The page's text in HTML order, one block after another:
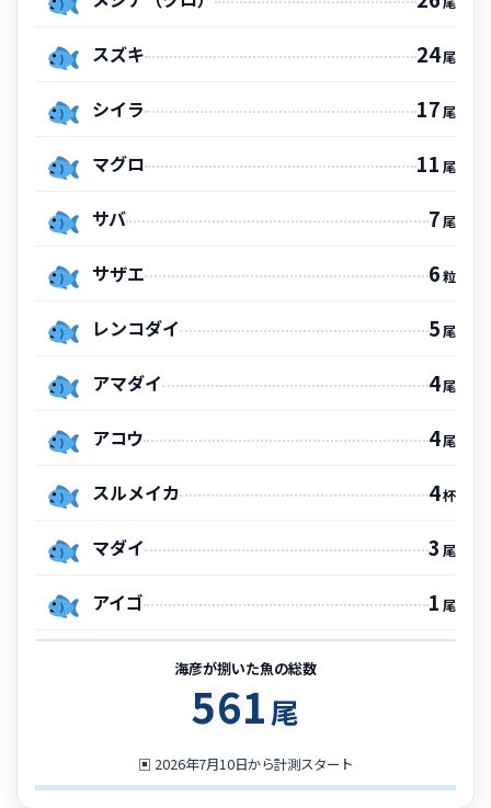
スズキ 24尾
シイラ 17尾
マグロ 11 尾
サバ 7尾
サザエ 6粒
レンコダイ 5尾
アマダイ 4尾
アコウ 4尾
スルメイカ 4杯
マダイ 3 尾
アイゴ 1 尾
海彦が捌いた魚の総数
561尾
▣ 2026年7月10日から計測スタート